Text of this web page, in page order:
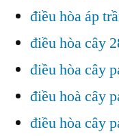
điều hòa áp
điều hòa cây
điều hòa cây
điều hoà cây
điều hòa cây